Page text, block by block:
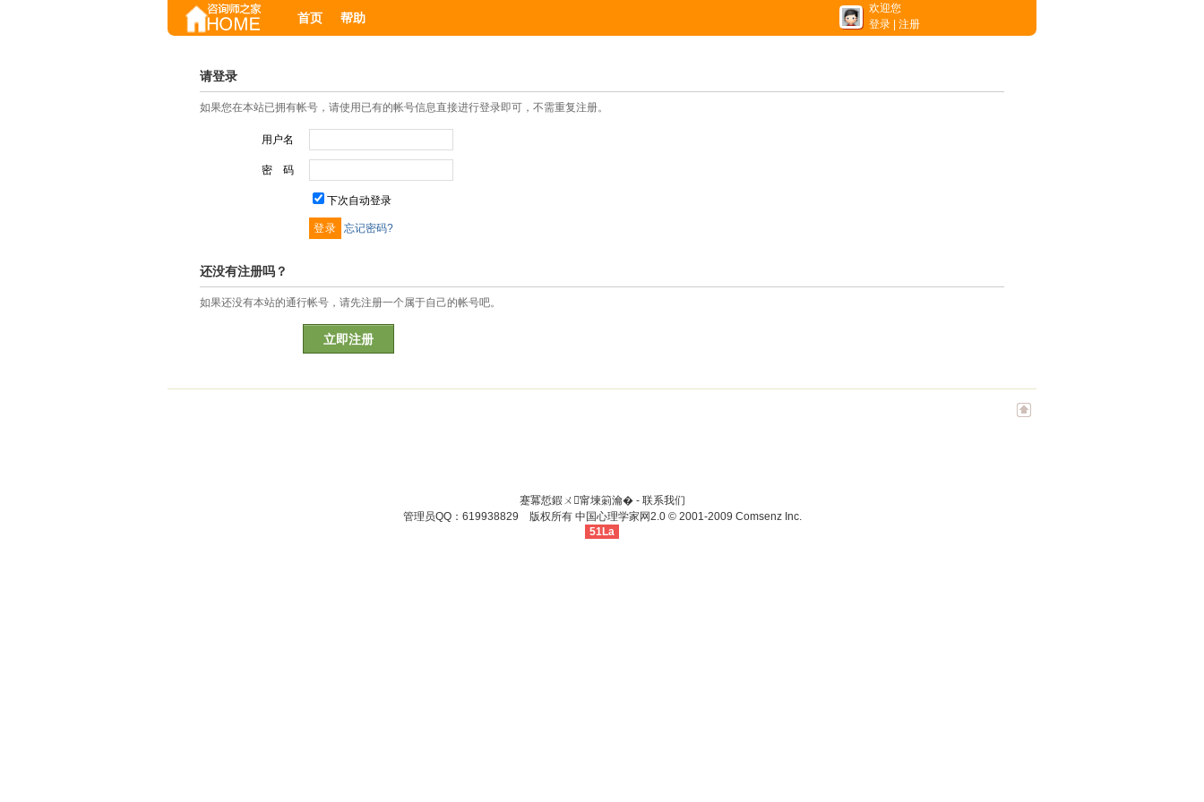
首页 帮助
欢迎您
登录
注册
请登录
如果您在本站已拥有帐号，请使用已有的帐号信息直接进行登录即可，不需重复注册。
用户名
密 码
下次自动登录
忘记密码?
还没有注册吗？
如果还没有本站的通行帐号，请先注册一个属于自己的帐号吧。
立即注册
蹇冪悊鍜ㄨ甯堜箣瀹� - 联系我们
管理员QQ：619938829 版权所有 中国心理学家网2.0© 2001-2009 Comsenz Inc.
51La